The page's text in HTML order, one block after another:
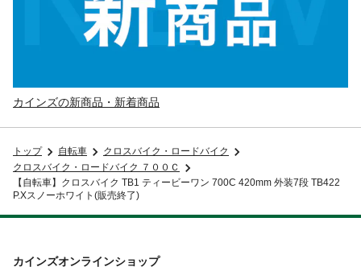
カインズの新商品・新着商品
トップ 自転車
クロスバイク・ロードバイク
クロスバイク・ロードバイク ７００Ｃ
【自転車】クロスバイク TB1 ティービーワン 700C 420mm 外装7段 TB422
P.Xスノーホワイト(販売終了)
カインズオンラインショップ